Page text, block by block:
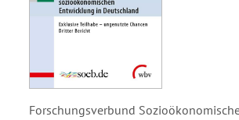
Forschungsverbund